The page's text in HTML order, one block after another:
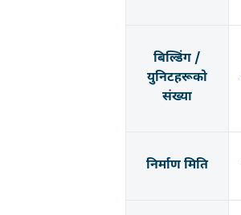
बिल्डिंग /
युनिटहरूको
संख्या
निर्माण मिति